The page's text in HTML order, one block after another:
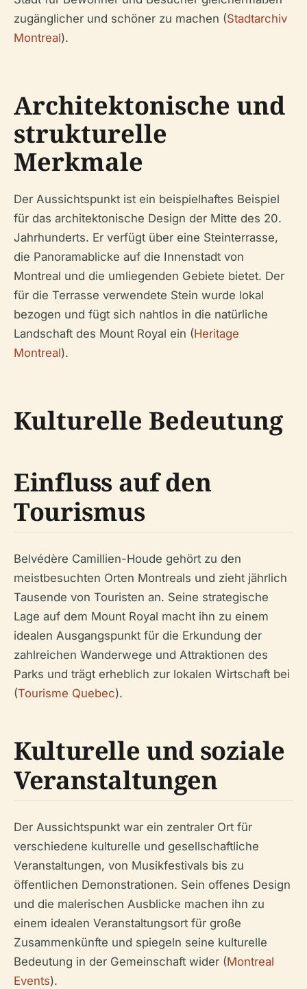
zugänglicher und schöner zu machen (Stadtarchiv
Montreal).
Architektonische und
strukturelle
Merkmale
Der Aussichtspunkt ist ein beispielhaftes Beispiel
für das architektonische Design der Mitte des 20.
Jahrhunderts. Er verfügt über eine Steinterrasse,
die Panoramablicke auf die Innenstadt von
Montreal und die umliegenden Gebiete bietet. Der
für die Terrasse verwendete Stein wurde lokal
bezogen und fügt sich nahtlos in die natürliche
Landschaft des Mount Royal ein (Heritage
Montreal).
Kulturelle Bedeutung
Einfluss auf den
Tourismus
Belvédère Camillien-Houde gehört zu den
meistbesuchten Orten Montreals und zieht jährlich
Tausende von Touristen an. Seine strategische
Lage auf dem Mount Royal macht ihn zu einem
idealen Ausgangspunkt für die Erkundung der
zahlreichen Wanderwege und Attraktionen des
Parks und trägt erheblich zur lokalen Wirtschaft bei
(Tourisme Quebec).
Kulturelle und soziale
Veranstaltungen
Der Aussichtspunkt war ein zentraler Ort für
verschiedene kulturelle und gesellschaftliche
Veranstaltungen, von Musikfestivals bis zu
öffentlichen Demonstrationen. Sein offenes Design
und die malerischen Ausblicke machen ihn zu
einem idealen Veranstaltungsort für große
Zusammenkünfte und spiegeln seine kulturelle
Bedeutung in der Gemeinschaft wider (Montreal
Events).